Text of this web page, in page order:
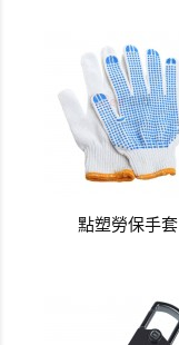
點塑勞保手套